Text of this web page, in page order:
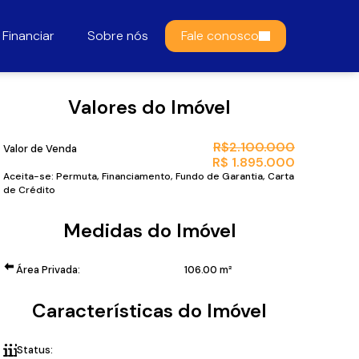
Fale conosco
Sobre nós
Financiar
Valores do Imóvel
R$2.100.000
R$ 1.895.000
Valor de Venda
Aceita-se: Permuta, Financiamento, Fundo de Garantia, Carta
de Crédito
Medidas do Imóvel
Área Privada: 106.00 m²
Características do Imóvel
Status: